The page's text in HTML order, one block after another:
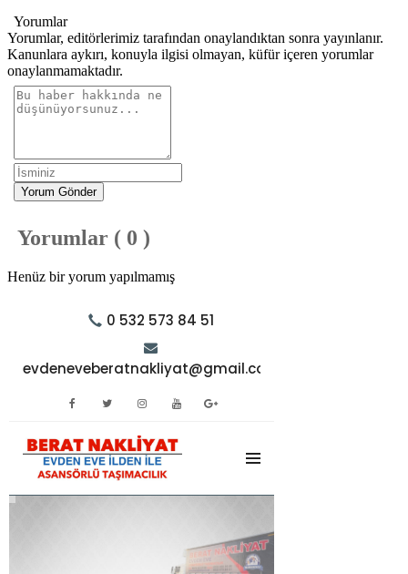
Yorumlar
Yorumlar, editörlerimiz tarafından onaylandıktan sonra yayınlanır.
Kanunlara aykırı, konuyla ilgisi olmayan, küfür içeren yorumlar
onaylanmamaktadır.
Yorum Gönder
Yorumlar ( 0 )
Henüz bir yorum yapılmamış